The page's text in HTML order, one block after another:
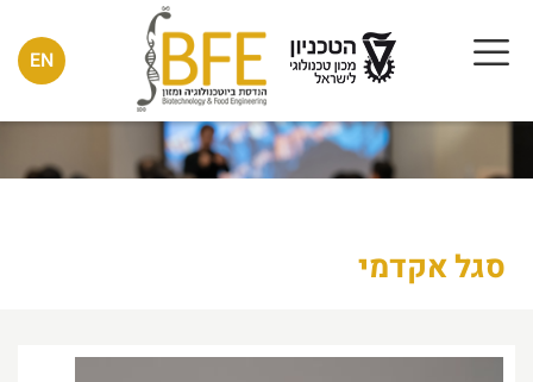
EN
סגל אקדמי